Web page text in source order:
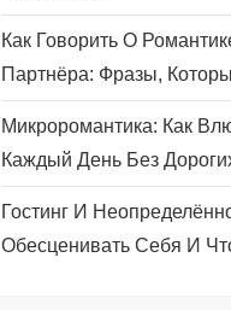
Как Говорить О
Партнёра: Фразы,
Микроромантика: Как
Каждый День Без
Гостинг И
Обесценивать Себя И